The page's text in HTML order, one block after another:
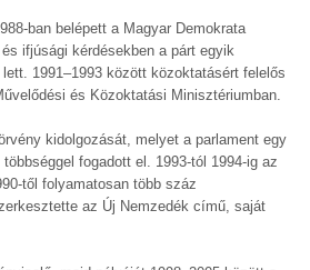
ban belépett a Magyar Demokrata
ifjúsági kérdésekben a párt egyik
1991–1993 között közoktatásért felelős
és Közoktatási Minisztériumban.
kidolgozását, melyet a parlament egy
fogadott el. 1993-tól 1994-ig az
től folyamatosan több száz
az Új Nemzedék című, saját